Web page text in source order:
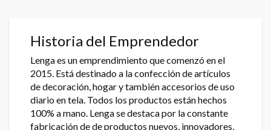
Historia del Emprendedor
Lenga es un emprendimiento que comenzó en el
2015. Está destinado a la confección de artículos
de decoración, hogar y también accesorios de uso
diario en tela. Todos los productos están hechos
100% a mano. Lenga se destaca por la constante
fabricación de de productos nuevos, innovadores,